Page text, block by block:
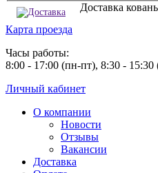
Доставка
Карта проезда
Часы работы:
8:00 - 17:00 (пн-пт), 8:30 - 15:30
Личный кабинет
О компании
Новости
Отзывы
Вакансии
Доставка